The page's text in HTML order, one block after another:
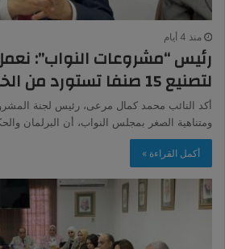
منذ 4 أيام
رئيس “مشروعات النواب”:
لتصنيع 15 صنفا تستورد من الخارج
أكد النائب محمد كمال مرعى، رئيس لجنة
ومتناهية الصغر بمجلس النواب، أن البرلمان
أكمل القراءة »